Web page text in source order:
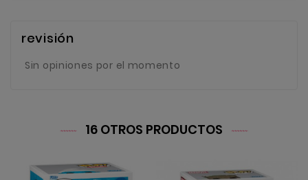
revisión
Sin opiniones por el momento
16 OTROS PRODUCTOS